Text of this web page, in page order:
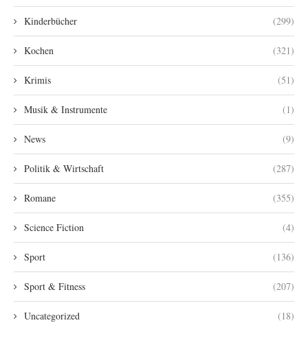
Kinderbücher (299)
Kochen (321)
Krimis (51)
Musik & Instrumente (1)
News (9)
Politik & Wirtschaft (287)
Romane (355)
Science Fiction (4)
Sport (136)
Sport & Fitness (207)
Uncategorized (18)